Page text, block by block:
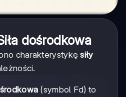
dośrodkowa
charakterystykęsiły
(symbol Fd) to